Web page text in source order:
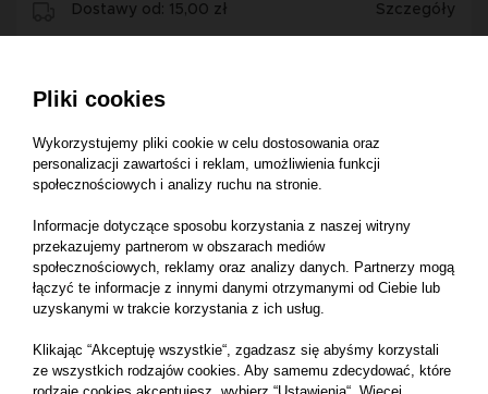
Dostawy od: 15,00 zł Szczegóły
Opis produktu
Numer katalogowy części:FEL109563
Pliki cookies
Wykorzystujemy pliki cookie w celu dostosowania oraz
personalizacji zawartości i reklam, umożliwienia funkcji
społecznościowych i analizy ruchu na stronie.
Informacje dotyczące sposobu korzystania z naszej witryny
przekazujemy partnerom w obszarach mediów
społecznościowych, reklamy oraz analizy danych. Partnerzy mogą
łączyć te informacje z innymi danymi otrzymanymi od Ciebie lub
uzyskanymi w trakcie korzystania z ich usług.
Klikając “Akceptuję wszystkie“, zgadzasz się abyśmy korzystali
ze wszystkich rodzajów cookies. Aby samemu zdecydować, które
rodzaje cookies akceptujesz, wybierz “Ustawienia“. Więcej